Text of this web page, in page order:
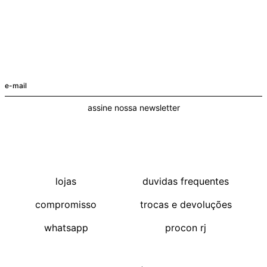
assine nossa newsletter
lojas
compromisso
whatsapp
duvidas frequentes
trocas e devoluções
procon rj